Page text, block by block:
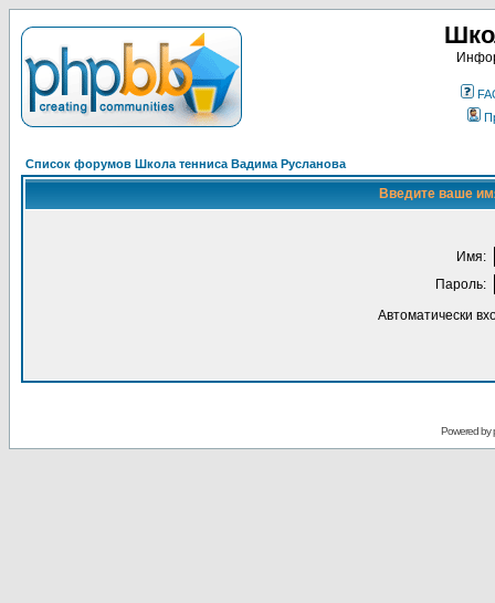
Список форумов Школа тенниса Вадима Русланова
Введите ваше
Имя:
Пароль:
Автоматически
Powered by